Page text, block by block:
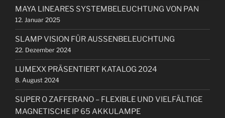
g
a
t
i
o
n
r
a
g
n
a
c
h
:
MAYA LINEARES SYSTEMBELEUCHTUNG VON PAN
12. Januar 2025
SLAMP VISION FÜR AUSSENBELEUCHTUNG
22. Dezember 2024
LUMEXX PRÄSENTIERT KATALOG 2024
8. August 2024
SUPER O ZAFFERANO – FLEXIBLE UND VIELFÄLTIGE
MAGNETISCHE IP 65 AKKULAMPE